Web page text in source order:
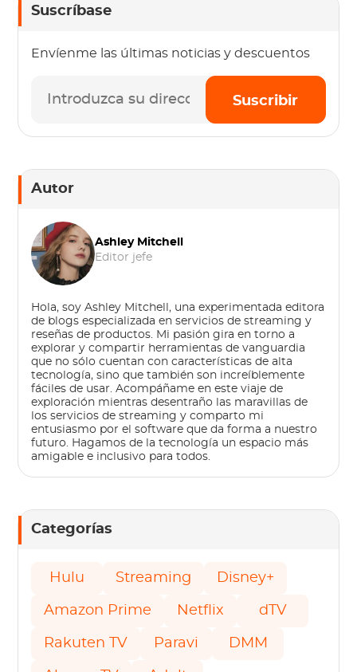
Suscríbase
Envíenme las últimas noticias y descuentos
Suscribir
Autor
Ashley Mitchell
Editor jefe
Hola, soy Ashley Mitchell, una experimentada editora
de blogs especializada en servicios de streaming y
reseñas de productos. Mi pasión gira en torno a
explorar y compartir herramientas de vanguardia
que no sólo cuentan con características de alta
tecnología, sino que también son increíblemente
fáciles de usar. Acompáñame en este viaje de
exploración mientras desentraño las maravillas de
los servicios de streaming y comparto mi
entusiasmo por el software que da forma a nuestro
futuro. Hagamos de la tecnología un espacio más
amigable e inclusivo para todos.
Categorías
Hulu Streaming Disney+
Amazon Prime Netflix dTV
Rakuten TV Paravi DMM